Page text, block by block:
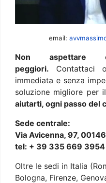
email:
Non aspettare
peggiori. Contattaci
immediata e senza
soluzione migliore per
aiutarti, ogni passo del
Sede centrale:
Via Avicenna, 97,
tel: + 39 335 669 3954
Oltre le sedi in Italia
Bologna, Firenze,